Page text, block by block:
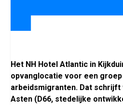
Het NH Hotel Atlantic in
opvanglocatie voor een
arbeidsmigranten. Dat
Asten (D66, stedelijke